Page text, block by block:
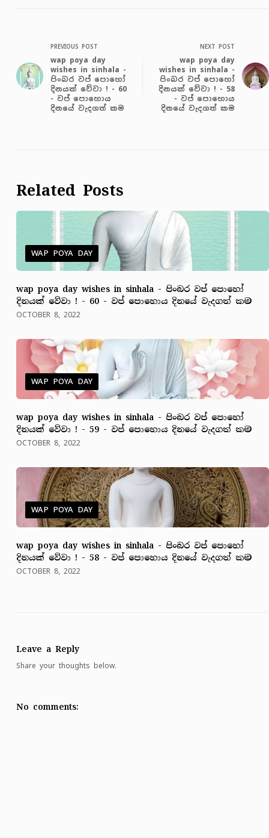
PREVIOUS POST
wap poya day
wishes in sinhala -
පිංබර වප් පොහෝ
දිනයක් වේවා ! - 60
- වප් පොහොය
දිනයේ වැදගත් කම
NEXT POST
wap poya day
wishes in sinhala -
පිංබර වප් පොහෝ
දිනයක් වේවා ! - 58
- වප් පොහොය
දිනයේ වැදගත් කම
Related Posts
WAP POYA DAY
wap poya day wishes in sinhala - පිංබර වප් පොහෝ
දිනයක් වේවා ! - 60 - වප් පොහොය දිනයේ වැදගත් කම
OCTOBER 8, 2022
WAP POYA DAY
wap poya day wishes in sinhala - පිංබර වප් පොහෝ
දිනයක් වේවා ! - 59 - වප් පොහොය දිනයේ වැදගත් කම
OCTOBER 8, 2022
WAP POYA DAY
wap poya day wishes in sinhala - පිංබර වප් පොහෝ
දිනයක් වේවා ! - 58 - වප් පොහොය දිනයේ වැදගත් කම
OCTOBER 8, 2022
Leave a Reply
Share your thoughts below.
No comments: